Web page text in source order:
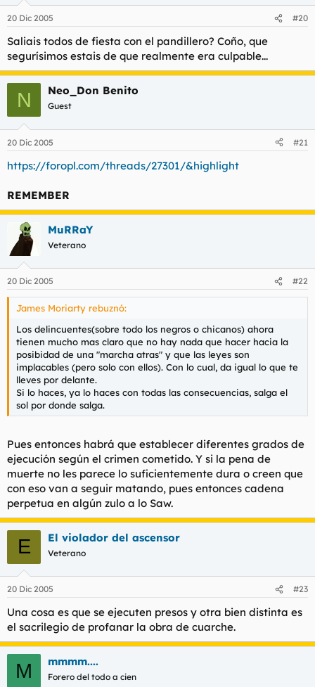
20 Dic 2005 #20
Saliais todos de fiesta con el pandillero? Coño, que
segurísimos estais de que realmente era culpable...
N Neo_Don Benito
Guest
20 Dic 2005 #21
https://foropl.com/threads/27301/&highlight
REMEMBER
MuRRaY
Veterano
20 Dic 2005 #22
James Moriarty rebuznó:
Los delincuentes(sobre todo los negros o chicanos) ahora
tienen mucho mas claro que no hay nada que hacer hacia la
posibidad de una "marcha atras" y que las leyes son
implacables (pero solo con ellos). Con lo cual, da igual lo que te
lleves por delante.
Si lo haces, ya lo haces con todas las consecuencias, salga el
sol por donde salga.
Pues entonces habrá que establecer diferentes grados de
ejecución según el crimen cometido. Y si la pena de
muerte no les parece lo suficientemente dura o creen que
con eso van a seguir matando, pues entonces cadena
perpetua en algún zulo a lo Saw.
E El violador del ascensor
Veterano
20 Dic 2005 #23
Una cosa es que se ejecuten presos y otra bien distinta es
el sacrilegio de profanar la obra de cuarche.
M mmmm....
Forero del todo a cien